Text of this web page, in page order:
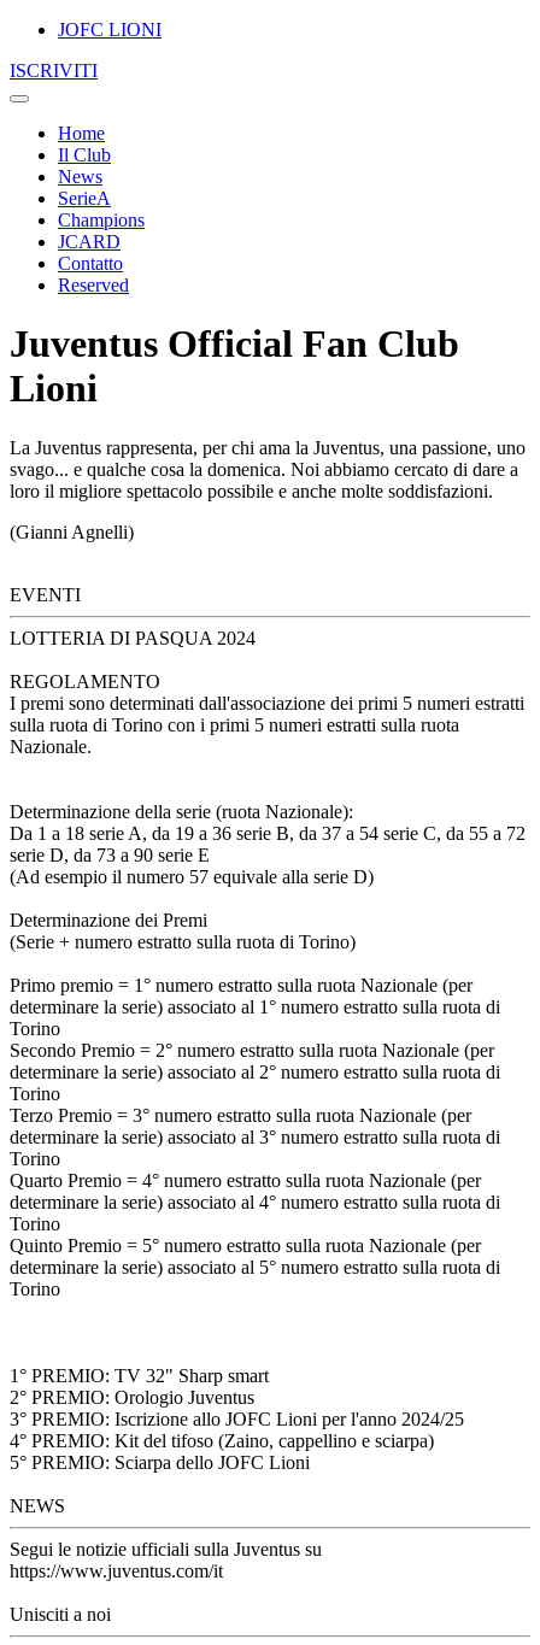
JOFC LIONI
ISCRIVITI
Home
Il Club
News
SerieA
Champions
JCARD
Contatto
Reserved
Juventus Official Fan Club
Lioni
La Juventus rappresenta, per chi ama la Juventus, una passione, uno
svago... e qualche cosa la domenica. Noi abbiamo cercato di dare a
loro il migliore spettacolo possibile e anche molte soddisfazioni.
(Gianni Agnelli)
EVENTI
LOTTERIA DI PASQUA 2024
REGOLAMENTO
I premi sono determinati dall'associazione dei primi 5 numeri estratti
sulla ruota di Torino con i primi 5 numeri estratti sulla ruota
Nazionale.
Determinazione della serie (ruota Nazionale):
Da 1 a 18 serie A, da 19 a 36 serie B, da 37 a 54 serie C, da 55 a 72
serie D, da 73 a 90 serie E
(Ad esempio il numero 57 equivale alla serie D)
Determinazione dei Premi
(Serie + numero estratto sulla ruota di Torino)
Primo premio = 1° numero estratto sulla ruota Nazionale (per
determinare la serie) associato al 1° numero estratto sulla ruota di
Torino
Secondo Premio = 2° numero estratto sulla ruota Nazionale (per
determinare la serie) associato al 2° numero estratto sulla ruota di
Torino
Terzo Premio = 3° numero estratto sulla ruota Nazionale (per
determinare la serie) associato al 3° numero estratto sulla ruota di
Torino
Quarto Premio = 4° numero estratto sulla ruota Nazionale (per
determinare la serie) associato al 4° numero estratto sulla ruota di
Torino
Quinto Premio = 5° numero estratto sulla ruota Nazionale (per
determinare la serie) associato al 5° numero estratto sulla ruota di
Torino
1° PREMIO: TV 32" Sharp smart
2° PREMIO: Orologio Juventus
3° PREMIO: Iscrizione allo JOFC Lioni per l'anno 2024/25
4° PREMIO: Kit del tifoso (Zaino, cappellino e sciarpa)
5° PREMIO: Sciarpa dello JOFC Lioni
NEWS
Segui le notizie ufficiali sulla Juventus su
https://www.juventus.com/it
Unisciti a noi